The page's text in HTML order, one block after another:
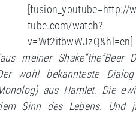
[fusion_youtube=http://
tube.com/watch?
v=Wt2itbwWJzQ&hl=en]
meiner Shake”the”Beer
wohl bekannteste
aus Hamlet. Die
Sinn des Lebens. Und